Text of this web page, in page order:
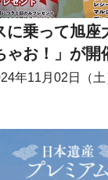
に乗って旭
お！」が開
年11月02日（